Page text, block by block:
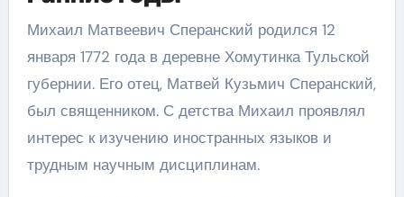
Михаил Матвеевич Сперанский родился 12
января 1772 года в деревне Хомутинка Тульской
губернии. Его отец, Матвей Кузьмич Сперанский,
был священником. С детства Михаил проявлял
интерес к изучению иностранных языков и
трудным научным дисциплинам.